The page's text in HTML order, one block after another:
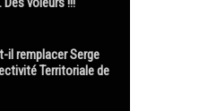
il remplacer Serge
Territoriale de